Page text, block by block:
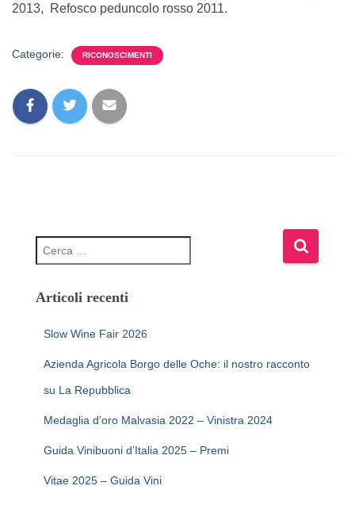
2013, Refosco peduncolo rosso 2011.
Categorie: RICONOSCIMENTI
Articoli recenti
Slow Wine Fair 2026
Azienda Agricola Borgo delle Oche: il nostro racconto
su La Repubblica
Medaglia d’oro Malvasia 2022 – Vinistra 2024
Guida Vinibuoni d’Italia 2025 – Premi
Vitae 2025 – Guida Vini